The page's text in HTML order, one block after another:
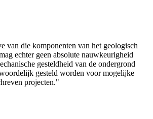
van die komponenten van het geologisch
echter geen absolute nauwkeurigheid
gesteldheid van de ondergrond
gesteld worden voor mogelijke
projecten."